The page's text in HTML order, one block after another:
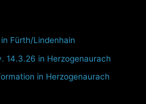
Fürth/Lindenhain
14.3.26 in Herzogenaurach
in Herzogenaurach